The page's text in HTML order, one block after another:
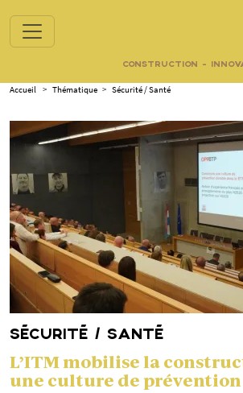
CONSTRUCTION -
Accueil > Thématique > Sécurité / Santé
SÉCURITÉ / SANTÉ
L’ITM mobilise la
une culture de